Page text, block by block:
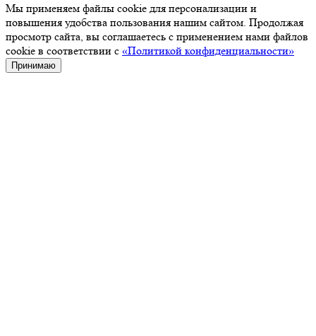
Мы применяем файлы cookie для персонализации и
повышения удобства пользования нашим сайтом. Продолжая
просмотр сайта, вы соглашаетесь с применением нами файлов
cookie в соответствии с «Политикой конфиденциальности»
Принимаю